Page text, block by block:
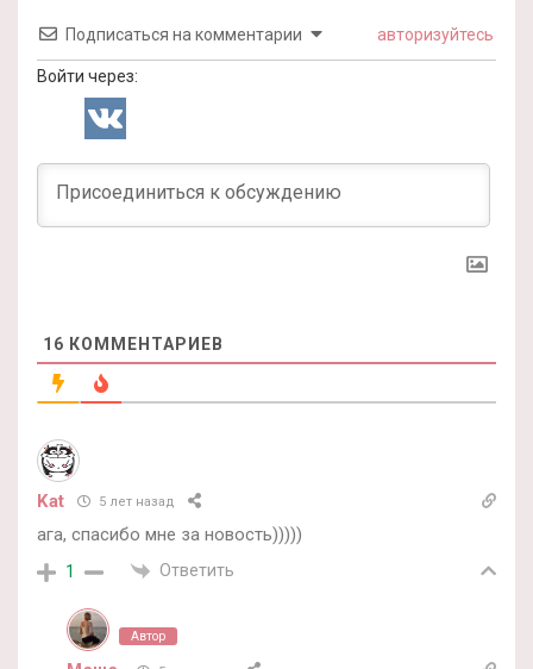
Подписаться на комментарии авторизуйтесь
Войти через:
16 КОММЕНТАРИЕВ
Kat 5 лет назад
ага, спасибо мне за новость)))))
1 Ответить
Автор